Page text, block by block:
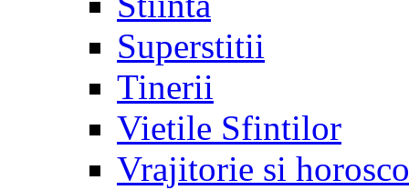
Superstitii
Tinerii
Vietile Sfintilor
Vrajitorie si